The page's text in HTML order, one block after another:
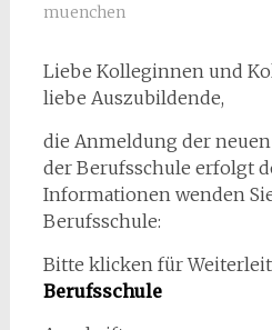
muenchen
Liebe Kolleginnen und
liebe Auszubildende,
die Anmeldung der
der Berufsschule erfolgt
Informationen wenden
Berufsschule:
Bitte klicken für
Berufsschule